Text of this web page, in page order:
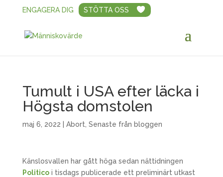
ENGAGERA DIG STÖTTA OSS
Tumult i USA efter läcka i
Högsta domstolen
maj 6, 2022 Abort Senaste från bloggen
Känslosvallen har gått höga sedan nättidningen
Politicoi tisdags publicerade ett preliminärt utkast